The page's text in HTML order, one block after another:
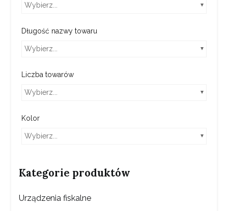
Wybierz...
Długość nazwy towaru
Wybierz...
Liczba towarów
Wybierz...
Kolor
Wybierz...
Kategorie produktów
Urządzenia fiskalne